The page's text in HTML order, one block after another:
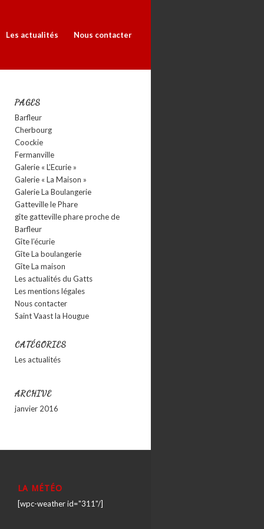
Les actualités Nous contacter
PAGES
Barfleur
Cherbourg
Coockie
Fermanville
Galerie « L’Ecurie »
Galerie « La Maison »
Galerie La Boulangerie
Gatteville le Phare
gîte gatteville phare proche de
Barfleur
Gîte l’écurie
Gîte La boulangerie
Gîte La maison
Les actualités du Gatts
Les mentions légales
Nous contacter
Saint Vaast la Hougue
CATÉGORIES
Les actualités
ARCHIVE
janvier 2016
LA MÉTÉO
[wpc-weather id="311"/]